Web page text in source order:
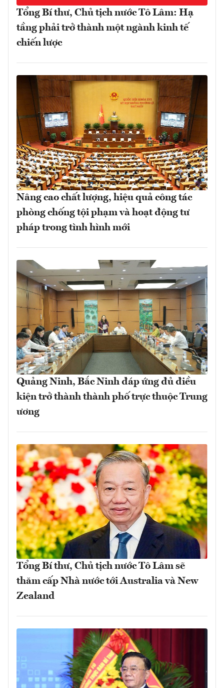
Tổng Bí thư, Chủ tịch nước Tô Lâm: Hạ
tầng phải trở thành một ngành kinh tế
chiến lược
Nâng cao chất lượng, hiệu quả công tác
phòng chống tội phạm và hoạt động tư
pháp trong tình hình mới
Quảng Ninh, Bắc Ninh đáp ứng đủ điều
kiện trở thành thành phố trực thuộc Trung
ương
Tổng Bí thư, Chủ tịch nước Tô Lâm sẽ
thăm cấp Nhà nước tới Australia và New
Zealand